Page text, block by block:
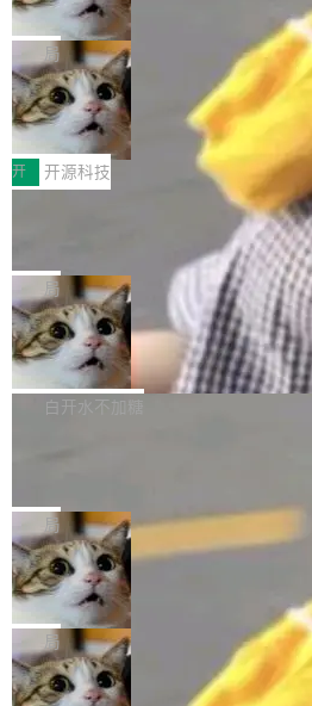
（<a href="https://
bug.cgi?id=204...
orkers 跑了十年 Isolate。用 CEO
nce 的话说：「我们一生都在用
码，而 AI Agent 不需要容器，它们需
late。」 容器为什么不合适 容器的问题
和销毁都太重了。一个 Agent 要执行
只需要几毫秒的 CPU 时间，但容器从
就绪要花数秒。如果未来有十...
诉讼，称“Apple is getting this
g”
上个月，苹果一纸诉状把 OpenAI 告
控其挖角苹果前员工并窃取商业秘密。
状把 OpenAI 描述成一个系统性地从前
人、套取机密信息的对手。 OpenAI 没
函，也没选择庭外沉默。它在官网贴了
文，标题只有六个字：Apple is
ng。 然后，它把邮件往来和
录全贴了出来。 他发错人了 苹果外部
iel Gross 来自 Weil 律所，2 月 23 日
给 OpenAI 总法律顾问 Che Chang 发
件，附了一封长信，要求 OpenAI 配合
果员工带走机密信...
局
HUAWEI MatePad Edge上架
ddy鸿蒙PC版，说话就能干活的AI
搭子
全能AI工作台WorkBuddy鸿蒙PC版上
I MatePad Edge应用市场，直接下载
用，与鸿蒙电脑上的体验一致。值得一
这是目前市面上唯一支持平板接入
C版的产品，搭载“人机双写”重磅功
你的，AI写AI的，同屏协作互不干扰。
AI帮你干活，现在开启全新体验！ 温
体验WorkBuddy鸿蒙PC版前，请将
atePad Edge 升级至 HarmonyOS
P9 patch03及以上版本。 *升级路径：
开 开源科技
FFmpeg 9.0 发布：代号“Lei”，以
全球知名开源多媒体框架 FFmpeg 今
布了 9.0 版本。这个版本除了带来新
处理能力和硬件加速支持之外，还有一
处：FFmpeg 9.0 的代号是“Lei”。 这
来自中国开发者雷霄骅（Lei Xiaohua
很多中国音视频开发者而言，这个名字
“启蒙老师”。 而今年，恰好是雷霄骅离
年。FFmpeg 社区最终选择用一个大版
字，留下了这份纪念。 雷霄骅曾是中国
数字电视技术方向的博士生，长期从事
频技...
局
亚马逊成本失控：AI 写代码烧掉
万元，超预算 860%
外媒近日曝光了亚马逊的多份内部报告
导致公司在多个项目上超支。《金融时
编写程序，目标是完成电商平台作者信
列表的数据匹配 —— 一项常规的数据处
务，最终却产生了 180 万美元的账单，
超出原定预算 860%。 更令人意外的
最终并未成功落地，而高额算力消耗持
达 5 个月，公司直到财务对账时才察
意味着一个无人看管的 AI 程序，在近
白开水不加糖
e CEO Clément Delangue 在 CNBC
没有拐弯抹角。他说中国正在赢得 AI 竞
且按目前的速度，中国 AI 工具预计在今
2027 年就能追上美国前沿实验室的水
ngue 把原因归结为一件事：开放协作
AI 开发者在一个共享和协作的生态里
而美国模型厂商在"闭门造车"。他的原
局
当 AI agent 把源码变成了最好的扩
统，开发者工具必须开源
五年前，David Crawshaw 问过很多软
一个问题：你写过什么给自己用的程序
乎都是没有。工程师们整天用别人写的
序给别人用。偶尔有人自己写个博客系
局
DeepSeek Harness 宣布内测邀请